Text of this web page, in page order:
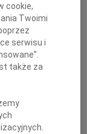
i Wojtek
cookie,
Twoimi
serwisu i
także za